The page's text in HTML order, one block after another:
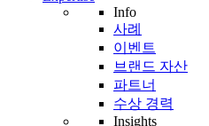
Info
사례
이벤트
브랜드 자산
파트너
수상 경력
Insights